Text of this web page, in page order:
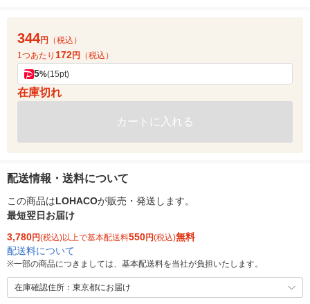
344円
（税込）
1つあたり 172円 （税込）
5%(15pt)
在庫切れ
カートに入れる
配送情報・送料について
この商品はLOHACOが販売・発送します。
最短翌日お届け
3,780円(税込)以上で基本配送料550円(税込)無料
配送料について
※一部の商品につきましては、基本配送料を当社が負担いたします。
在庫確認住所：東京都にお届け